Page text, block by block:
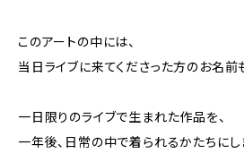
このアートの中には、
当日ライブに来てくださった方のお名前
一日限りのライブで生まれた作品を、
一年後、日常の中で着られるかたちにし